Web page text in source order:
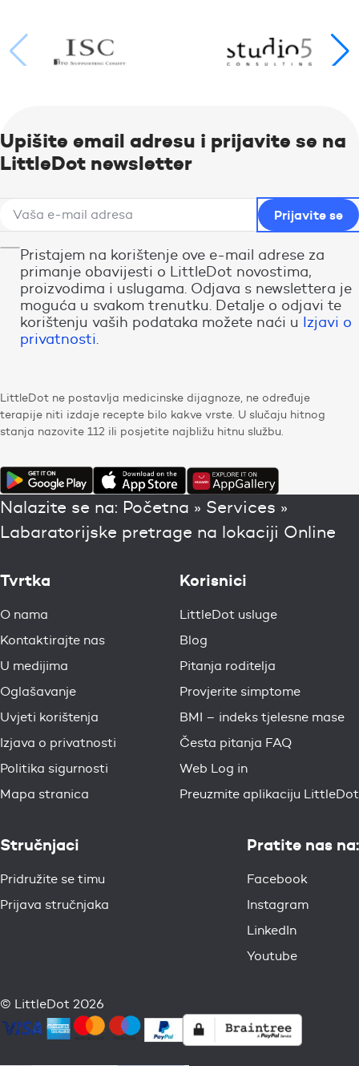
Upišite email adresu i prijavite se na
LittleDot newsletter
Pristajem na korištenje ove e-mail adrese za
primanje obavijesti o LittleDot novostima,
proizvodima i uslugama. Odjava s newslettera je
moguća u svakom trenutku. Detalje o odjavi te
korištenju vaših podataka možete naći u Izjavi o
privatnosti.
LittleDot ne postavlja medicinske dijagnoze, ne određuje
terapije niti izdaje recepte bilo kakve vrste. U slučaju hitnog
stanja nazovite 112 ili posjetite najbližu hitnu službu.
Nalazite se na: Početna » Services »
Labaratorijske pretrage na lokaciji Online
Tvrtka
O nama
Kontaktirajte nas
U medijima
Oglašavanje
Uvjeti korištenja
Izjava o privatnosti
Politika sigurnosti
Mapa stranica
Korisnici
LittleDot usluge
Blog
Pitanja roditelja
Provjerite simptome
BMI – indeks tjelesne mase
Česta pitanja FAQ
Web Log in
Preuzmite aplikaciju LittleDot
Stručnjaci
Pridružite se timu
Prijava stručnjaka
Pratite nas na:
Facebook
Instagram
LinkedIn
Youtube
© LittleDot 2026